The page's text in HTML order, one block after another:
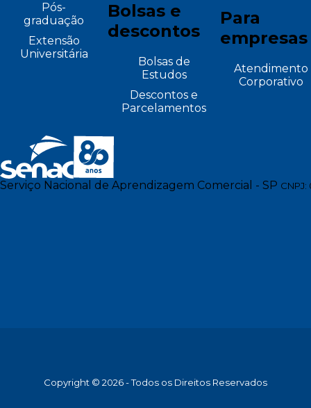
Pós-
graduação
Extensão
Universitária
Bolsas e
descontos
Bolsas de
Estudos
Descontos e
Parcelamentos
Para
empresas
Atendimento
Corporativo
Serviço Nacional de Aprendizagem Comercial - SP
Copyright © 2026 - Todos os Direitos Reservados